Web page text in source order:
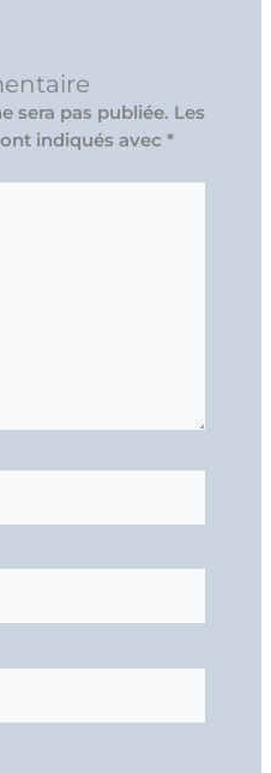
sera pas publiée. Les
indiqués avec *